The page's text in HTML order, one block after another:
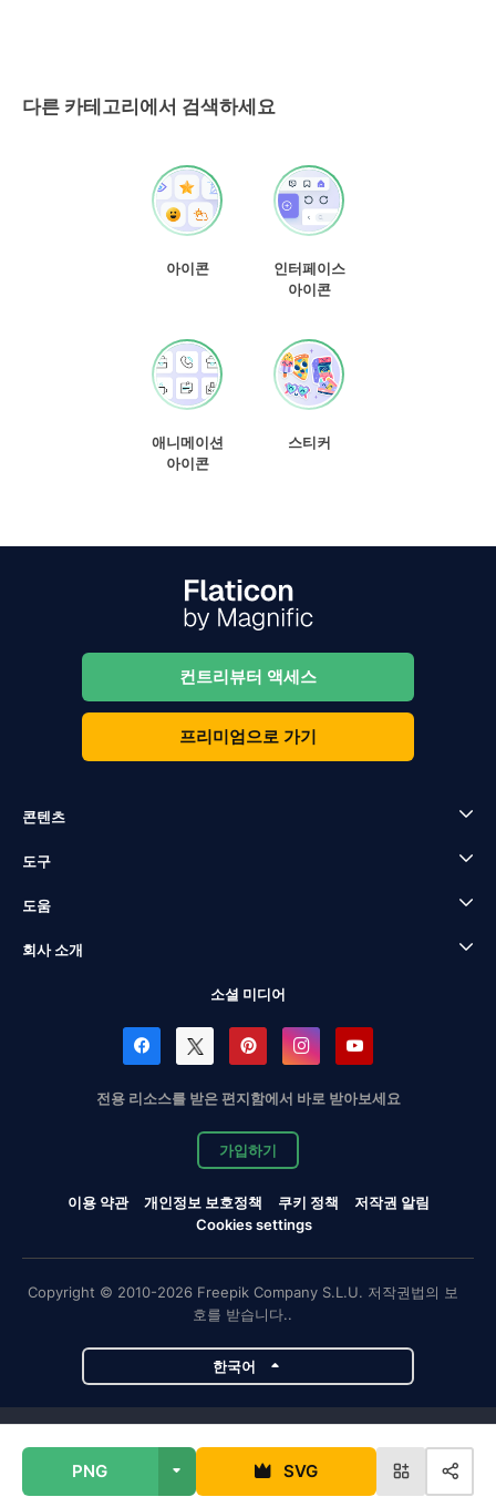
PNG SVG
다른 카테고리에서 검색하세요
아이콘
인터페이스
아이콘
애니메이션
아이콘
스티커
컨트리뷰터 액세스
프리미엄으로 가기
콘텐츠
도구
도움
회사 소개
소셜 미디어
전용 리소스를 받은 편지함에서 바로 받아보세요
가입하기
이용 약관 개인정보 보호정책 쿠키 정책
저작권 알림
Cookies settings
Copyright © 2010-2026 Freepik Company S.L.U. 저작권법의 보
호를 받습니다..
한국어